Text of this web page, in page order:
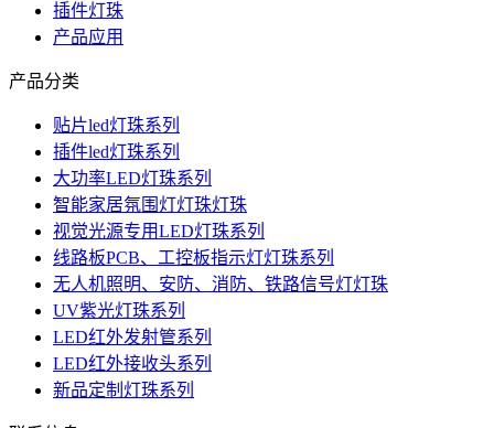
插件灯珠
产品应用
产品分类
贴片led灯珠系列
插件led灯珠系列
大功率LED灯珠系列
智能家居氛围灯灯珠灯珠
视觉光源专用LED灯珠系列
线路板PCB、工控板指示灯灯珠系列
无人机照明、安防、消防、铁路信号灯灯珠
UV紫光灯珠系列
LED红外发射管系列
LED红外接收头系列
新品定制灯珠系列